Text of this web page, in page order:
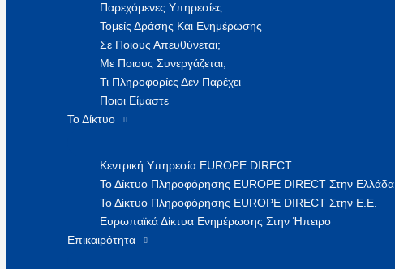
Παρεχόμενες Υπηρεσίες
Τομείς Δράσης Και Ενημέρωσης
Σε Ποιους Απευθύνεται;
Με Ποιους Συνεργάζεται;
Τι Πληροφορίες Δεν Παρέχει
Ποιοι Είμαστε
Το Δίκτυο
Κεντρική Υπηρεσία EUROPE DIRECT
Το Δίκτυο Πληροφόρησης EUROPE DIRECT Στην Ελλάδα
Το Δίκτυο Πληροφόρησης EUROPE DIRECT Στην Ε.Ε.
Ευρωπαϊκά Δίκτυα Ενημέρωσης Στην Ήπειρο
Επικαιρότητα